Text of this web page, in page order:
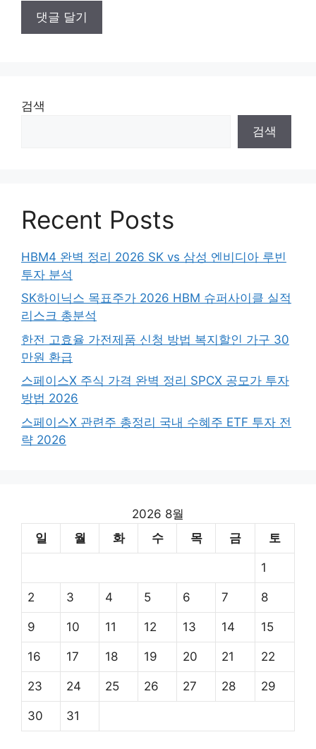
검색
검색
Recent Posts
HBM4 완벽 정리 2026 SK vs 삼성 엔비디아 루빈
투자 분석
SK하이닉스 목표주가 2026 HBM 슈퍼사이클 실적
리스크 총분석
한전 고효율 가전제품 신청 방법 복지할인 가구 30
만원 환급
스페이스X 주식 가격 완벽 정리 SPCX 공모가 투자
방법 2026
스페이스X 관련주 총정리 국내 수혜주 ETF 투자 전
략 2026
2026 8월
일
월 화 수 목 금 토
1
2 3 4 5 6 7 8
9 10 11 12 13 14 15
16 17 18 19 20 21 22
23 24 25 26 27 28 29
30 31